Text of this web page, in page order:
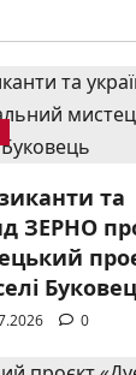
та
ЗЕРНО
0